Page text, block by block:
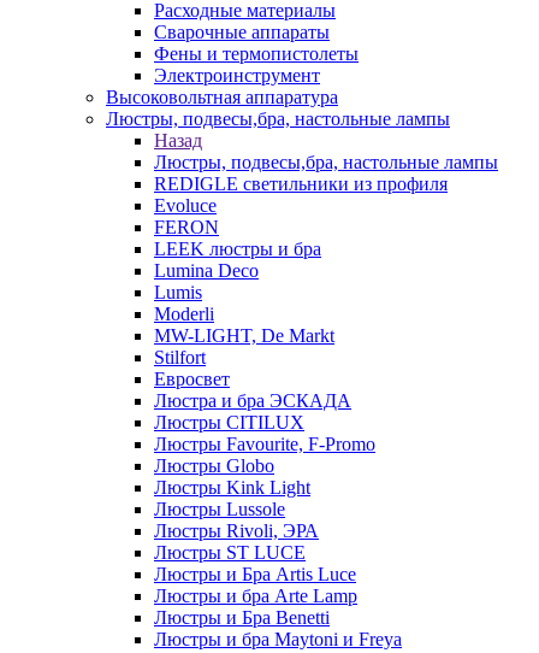
Расходные материалы
Сварочные аппараты
Фены и термопистолеты
Электроинструмент
Высоковольтная аппаратура
Люстры, подвесы,бра, настольные лампы
Назад
Люстры, подвесы,бра, настольные лампы
REDIGLE светильники из профиля
Evoluce
FERON
LEEK люстры и бра
Lumina Deco
Lumis
Moderli
MW-LIGHT, De Markt
Stilfort
Евросвет
Люстра и бра ЭСКАДА
Люстры CITILUX
Люстры Favourite, F-Promo
Люстры Globo
Люстры Kink Light
Люстры Lussole
Люстры Rivoli, ЭРА
Люстры ST LUCE
Люстры и Бра Artis Luce
Люстры и бра Arte Lamp
Люстры и Бра Benetti
Люстры и бра Maytoni и Freya